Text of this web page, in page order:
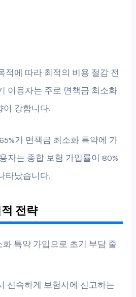
적에 따라 최적의 비용 절감 전
이용자는 주로 면책금 최소화
이 강합니다.
가 면책금 최소화 특약에 가
자는 종합 보험 가입률이 80%
타났습니다.
전략
화 특약 가입으로 초기 부담 줄
신속하게 보험사에 신고하는